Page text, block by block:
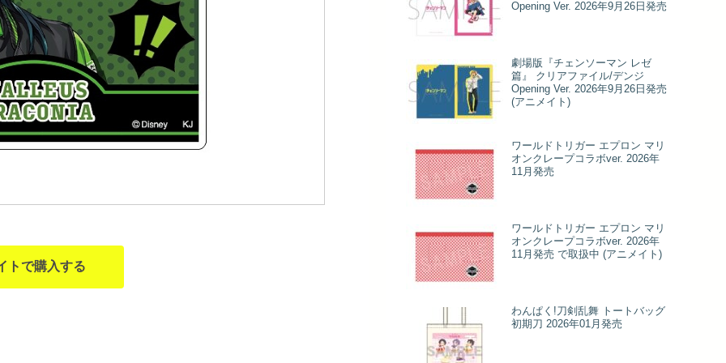
トで購入する
Opening Ver. 2026年9月26日発売
劇場版『チェンソーマン レゼ
篇』 クリアファイル/デンジ
Opening Ver. 2026年9月26日発売
(アニメイト)
ワールドトリガー エプロン マリ
オンクレープコラボver. 2026年
11月発売
ワールドトリガー エプロン マリ
オンクレープコラボver. 2026年
11月発売 で取扱中 (アニメイト)
わんぱく!刀剣乱舞 トートバッグ
初期刀 2026年01月発売